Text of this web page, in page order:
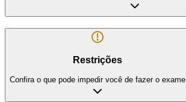
Restrições
Confira o que pode impedir você de fazer o exame